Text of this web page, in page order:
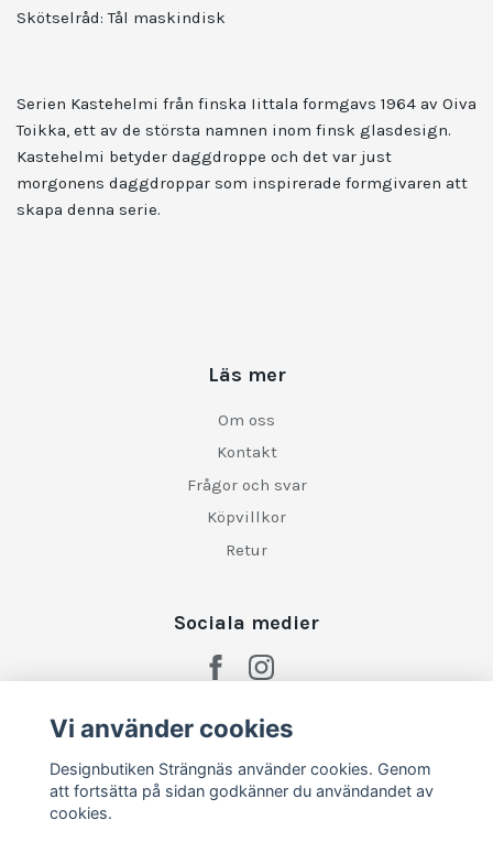
Skötselråd: Tål maskindisk
Serien Kastehelmi från finska Iittala formgavs 1964 av Oiva
Toikka, ett av de största namnen inom finsk glasdesign.
Kastehelmi betyder daggdroppe och det var just
morgonens daggdroppar som inspirerade formgivaren att
skapa denna serie.
Läs mer
Om oss
Kontakt
Frågor och svar
Köpvillkor
Retur
Sociala medier
Vi använder cookies
Designbutiken Strängnäs använder cookies. Genom
att fortsätta på sidan godkänner du användandet av
cookies.